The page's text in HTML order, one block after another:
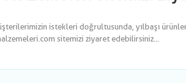
istekleri doğrultusunda, yılbaşı
sitemizi ziyaret edebilirsiniz...